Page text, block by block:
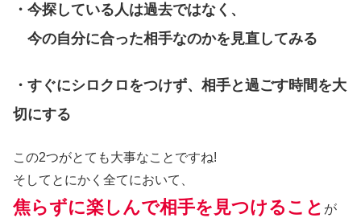
・今探している人は過去ではなく、
今の自分に合った相手なのかを見直してみる
・すぐにシロクロをつけず、相手と過ごす時間を大
切にする
この2つがとても大事なことですね!
そしてとにかく全てにおいて、
焦らずに楽しんで相手を見つけること が